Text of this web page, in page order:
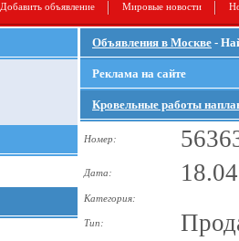
Добавить объявление Мировые новости
Объявления в Москве -
Реклама на сайте
Кровельные работы
Номер:
Дата:
Категория:
Тип: